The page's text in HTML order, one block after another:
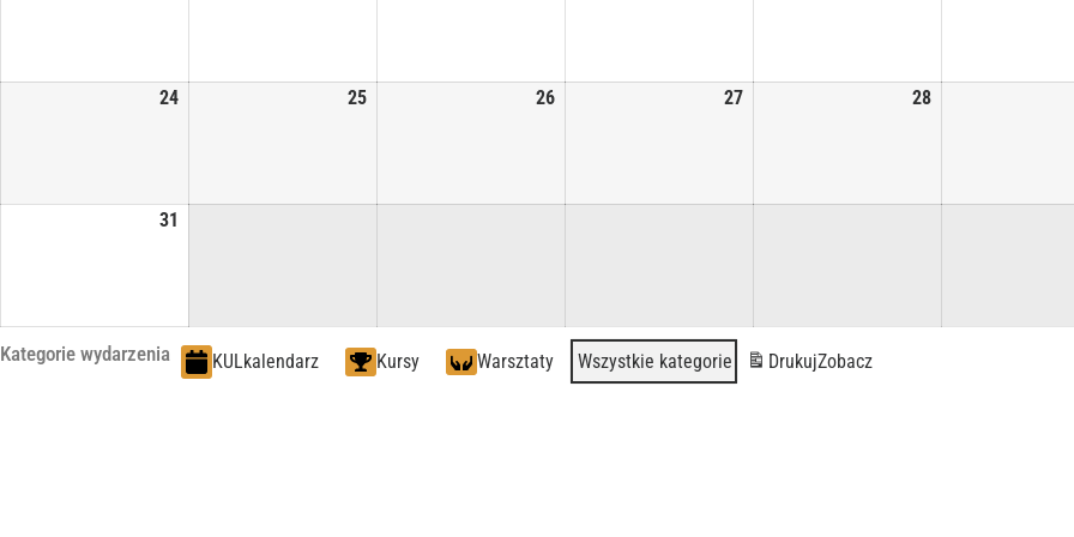
24 25 26 27 28
31
Kategorie wydarzenia KULkalendarz Kursy Warsztaty Wszystkie kategorie DrukujZobacz